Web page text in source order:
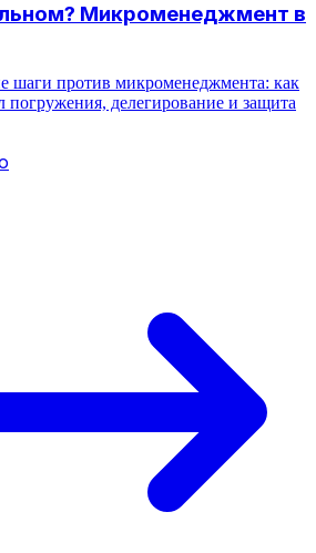
Микроменеджмент в
шаги против микроменеджмента: как
погружения, делегирование и защита